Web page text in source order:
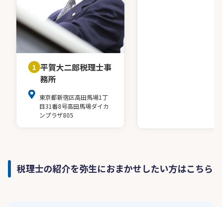
1 平賀大二郎税理士事
務所
東京都新宿区高田馬場1丁
目31番8号高田馬場ダイカ
ンプラザ805
税理士の紹介を弥生におまかせしたい方はこちら